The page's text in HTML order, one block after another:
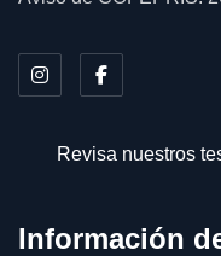
Revisa nuestros
Información